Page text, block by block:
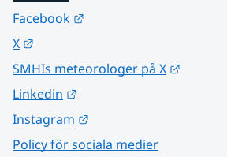
Facebook
X
SMHIs meteorologer på X
Linkedin
Instagram
Policy för sociala medier